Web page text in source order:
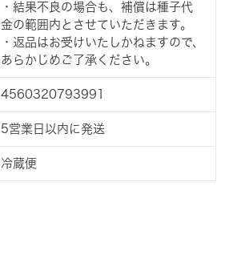
・結果不良の場合も、補償は種子代
金の範囲内とさせていただきます。
・返品はお受けいたしかねますので、
あらかじめご了承ください。
4560320793991
5営業日以内に発送
冷蔵便